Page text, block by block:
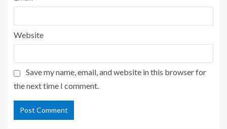
Website
Save my name, email, and website in this browser for
the next time I comment.